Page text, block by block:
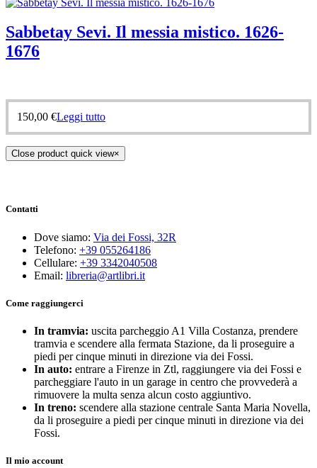
Sabbetay Sevi. Il messia mistico. 1626-
1676
150,00 €Leggi tutto
Close product quick view×
Contatti
Dove siamo: Via dei Fossi, 32R
Telefono: +39 055264186
Cellulare: +39 3342040508
Email: libreria@artlibri.it
Come raggiungerci
In tramvia: uscita parcheggio A1 Villa Costanza, prendere
tramvia e scendere alla fermata Stazione, da li proseguire a
piedi per cinque minuti in direzione via dei Fossi.
In auto: entrare a Firenze in Ztl, raggiungere via dei Fossi e
parcheggiare l'auto in un garage in centro che provvederà a
rimuovere la multa senza alcun costo aggiuntivo.
In treno: scendere alla stazione centrale Santa Maria Novella,
da li proseguire a piedi per cinque minuti in direzione via dei
Fossi.
Il mio account